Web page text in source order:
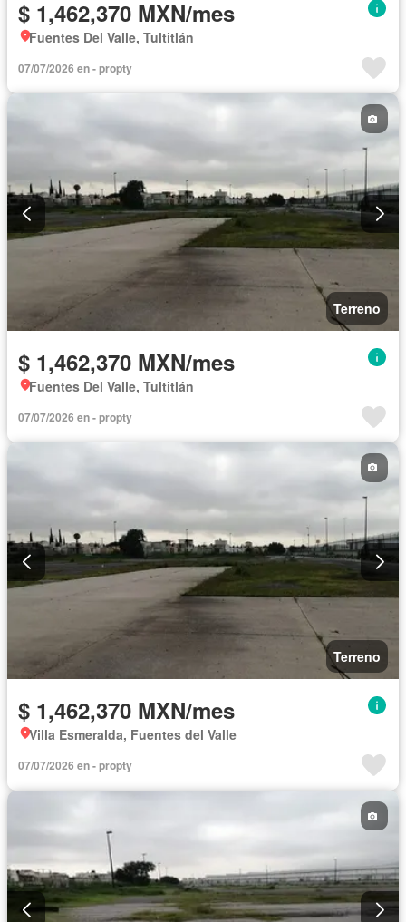
$ 1,462,370 MXN/mes
Fuentes Del Valle, Tultitlán
07/07/2026 en - propty
Terreno
$ 1,462,370 MXN/mes
Fuentes Del Valle, Tultitlán
07/07/2026 en - propty
Terreno
$ 1,462,370 MXN/mes
Villa Esmeralda, Fuentes del Valle
07/07/2026 en - propty